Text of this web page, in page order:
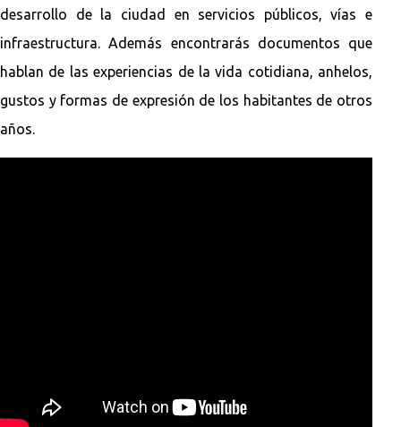
desarrollo de la ciudad en servicios públicos, vías e
infraestructura. Además encontrarás documentos que
hablan de las experiencias de la vida cotidiana, anhelos,
gustos y formas de expresión de los habitantes de otros
años.